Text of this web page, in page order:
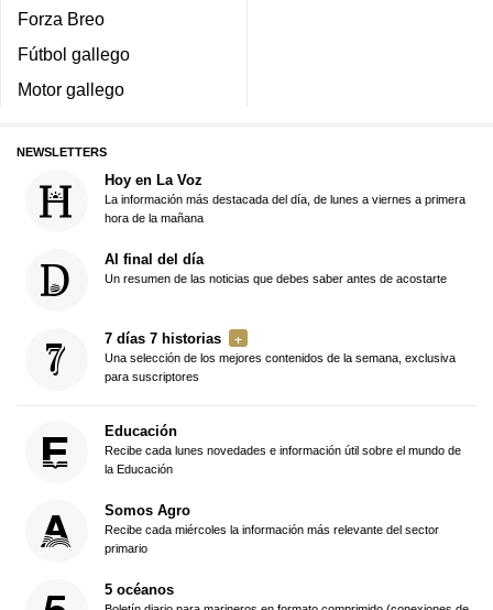
Forza Breo
Fútbol gallego
Motor gallego
NEWSLETTERS
Hoy en La Voz
La información más destacada del día, de lunes a viernes a primera
hora de la mañana
Al final del día
Un resumen de las noticias que debes saber antes de acostarte
7 días 7 historias
Una selección de los mejores contenidos de la semana, exclusiva
para suscriptores
Educación
Recibe cada lunes novedades e información útil sobre el mundo de
la Educación
Somos Agro
Recibe cada miércoles la información más relevante del sector
primario
5 océanos